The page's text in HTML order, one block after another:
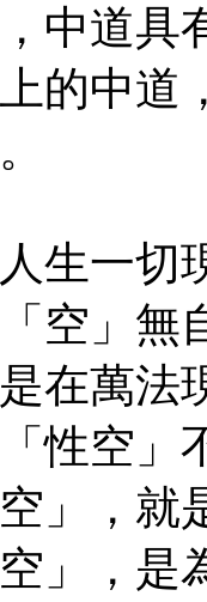
中道具
的中道
一切
空」無
在萬法
性空」
」，就
」，是